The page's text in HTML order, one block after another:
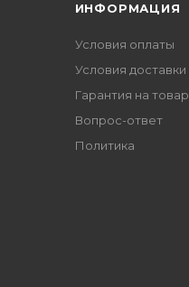
ИНФОРМАЦИЯ
Условия оплаты
Условия доставки
Гарантия на товар
Вопрос-ответ
Политика